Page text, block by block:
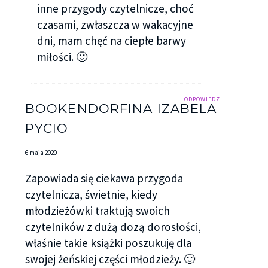
inne przygody czytelnicze, choć
czasami, zwłaszcza w wakacyjne
dni, mam chęć na ciepłe barwy
miłości. 🙂
ODPOWIEDZ
BOOKENDORFINA IZABELA
PYCIO
6 maja 2020
Zapowiada się ciekawa przygoda
czytelnicza, świetnie, kiedy
młodzieżówki traktują swoich
czytelników z dużą dozą dorosłości,
właśnie takie książki poszukuję dla
swojej żeńskiej części młodzieży. 🙂